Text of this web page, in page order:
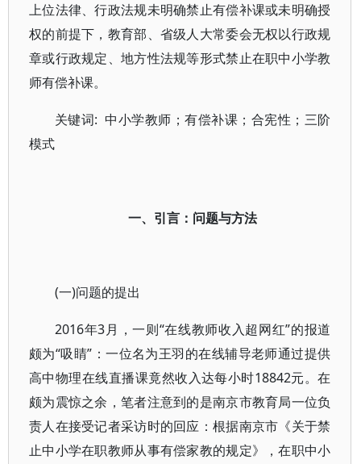
上位法律、行政法规未明确禁止有偿补课或未明确授
权的前提下，教育部、省级人大常委会无权以行政规
章或行政规定、地方性法规等形式禁止在职中小学教
师有偿补课。
关键词: 中小学教师；有偿补课；合宪性；三阶
模式
一、引言：问题与方法
(一)问题的提出
2016年3月，一则“在线教师收入超网红”的报道
颇为“吸睛”：一位名为王羽的在线辅导老师通过提供
高中物理在线直播课竟然收入达每小时18842元。在
颇为震惊之余，笔者注意到的是南京市教育局一位负
责人在接受记者采访时的回应：根据南京市《关于禁
止中小学在职教师从事有偿家教的规定》，在职中小